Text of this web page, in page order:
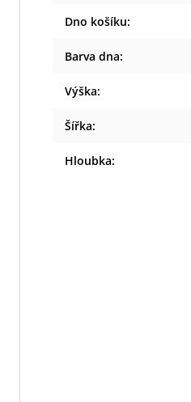
Dno košíku:
Barva dna:
Výška:
Šířka:
Hloubka: